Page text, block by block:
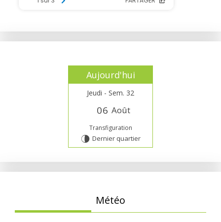
Aujourd'hui
Jeudi - Sem. 32
06 Août
Transfiguration
U Dernier quartier
Météo